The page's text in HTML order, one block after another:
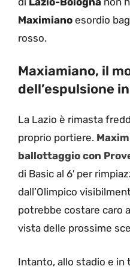
Maximiano esordio
rosso.
Maxiamiano, il
dell’espulsione
La Lazio è rimasta
proprio portiere.
ballottaggio con
di Basic al 6′ per
dall’Olimpico
potrebbe costare caro
vista delle prossime
Intanto, allo stadio e